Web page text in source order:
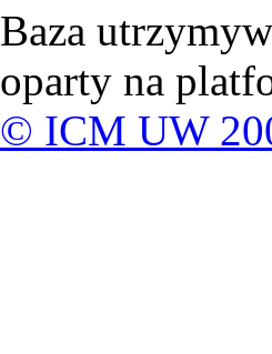
Baza
oparty na
© ICM UW